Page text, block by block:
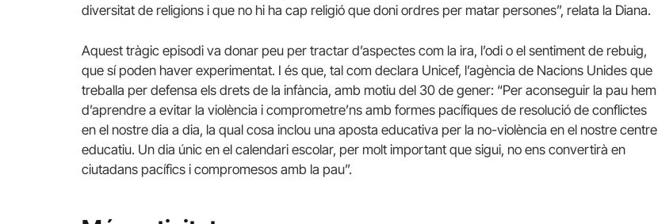
diversitat de religions i que no hi ha cap religió que doni ordres per matar persones”, relata la Diana.
Aquest tràgic episodi va donar peu per tractar d’aspectes com la ira, l’odi o el sentiment de rebuig,
que sí poden haver experimentat. I és que, tal com declara Unicef, l’agència de Nacions Unides que
treballa per defensa els drets de la infància, amb motiu del 30 de gener: “Per aconseguir la pau hem
d’aprendre a evitar la violència i comprometre’ns amb formes pacífiques de resolució de conflictes
en el nostre dia a dia, la qual cosa inclou una aposta educativa per la no-violència en el nostre centre
educatiu. Un dia únic en el calendari escolar, per molt important que sigui, no ens convertirà en
ciutadans pacífics i compromesos amb la pau”.